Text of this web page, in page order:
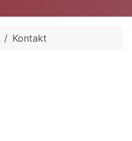
Kontakt